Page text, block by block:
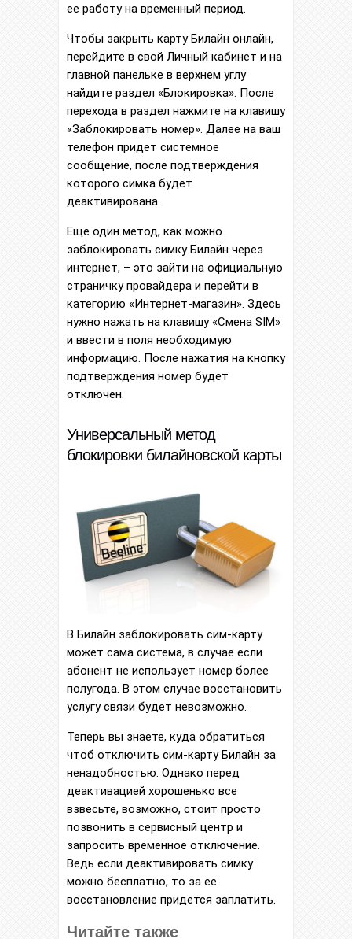
ее работу на временный период.
Чтобы закрыть карту Билайн онлайн,
перейдите в свой Личный кабинет и на
главной панельке в верхнем углу
найдите раздел «Блокировка». После
перехода в раздел нажмите на клавишу
«Заблокировать номер». Далее на ваш
телефон придет системное
сообщение, после подтверждения
которого симка будет
деактивирована.
Еще один метод, как можно
заблокировать симку Билайн через
интернет, – это зайти на официальную
страничку провайдера и перейти в
категорию «Интернет-магазин». Здесь
нужно нажать на клавишу «Смена SIM»
и ввести в поля необходимую
информацию. После нажатия на кнопку
подтверждения номер будет
отключен.
Универсальный метод
блокировки билайновской карты
В Билайн заблокировать сим-карту
может сама система, в случае если
абонент не использует номер более
полугода. В этом случае восстановить
услугу связи будет невозможно.
Теперь вы знаете, куда обратиться
чтоб отключить сим-карту Билайн за
ненадобностью. Однако перед
деактивацией хорошенько все
взвесьте, возможно, стоит просто
позвонить в сервисный центр и
запросить временное отключение.
Ведь если деактивировать симку
можно бесплатно, то за ее
восстановление придется заплатить.
Читайте также